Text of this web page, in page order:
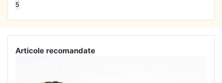
5
Articole recomandate